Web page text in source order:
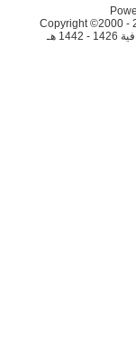
Copyright ©2000 -
هـ